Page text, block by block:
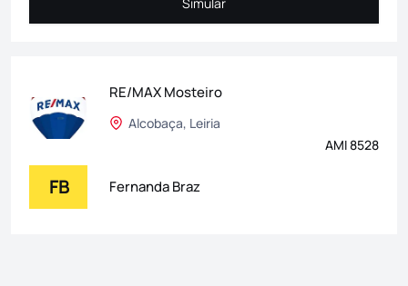
Simular
RE/MAX Mosteiro
Alcobaça, Leiria
AMI 8528
FB Fernanda Braz